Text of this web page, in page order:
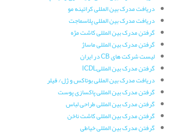
دریافت مدرک بین المللی کراتینه مو
دریافت مدرک بین المللی پلاسماجت
گرفتن مدرک بین المللی کاشت مژه
گرفتن مدرک بین المللی ماساژ
لیست شرکت های CB در ایران
گرفتن مدرک بین المللیICDL
دریافت مدرک بین المللی بوتاکس و ژل/ فیلر
گرفتن مدرک بین المللی پاکسازی پوست
گرفتن مدرک بین المللی طراحی لباس
گرفتن مدرک بین المللی کاشت ناخن
گرفتن مدرک بین المللی خیاطی